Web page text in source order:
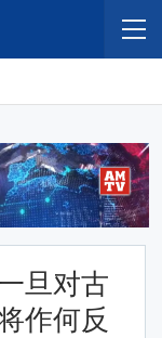
旦对古
作何反